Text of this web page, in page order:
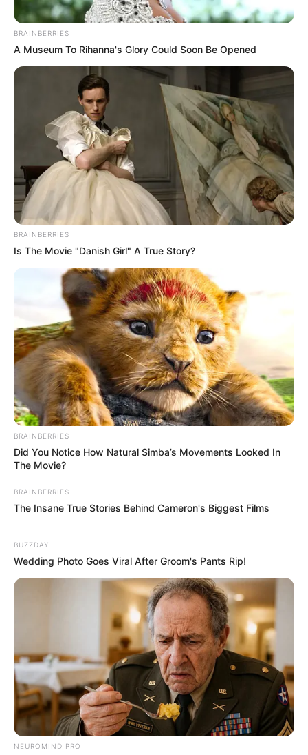
BRAINBERRIES
A Museum To Rihanna's Glory Could Soon Be Opened
BRAINBERRIES
Is The Movie "Danish Girl" A True Story?
BRAINBERRIES
Did You Notice How Natural Simba’s Movements Looked In
The Movie?
BRAINBERRIES
The Insane True Stories Behind Cameron's Biggest Films
BUZZDAY
Wedding Photo Goes Viral After Groom's Pants Rip!
NEUROMIND PRO